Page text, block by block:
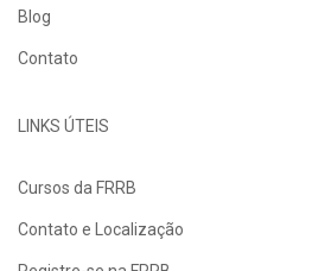
Blog
Contato
LINKS ÚTEIS
Cursos da FRRB
Contato e Localização